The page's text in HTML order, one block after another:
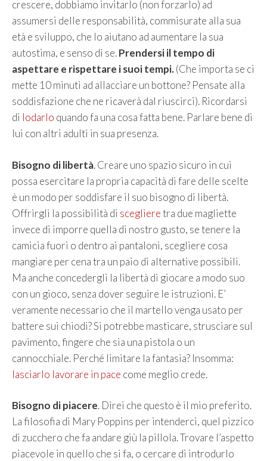
crescere, dobbiamo invitarlo (non forzarlo) ad
assumersi delle responsabilità, commisurate alla sua
età e sviluppo, che lo aiutano ad aumentare la sua
autostima, e senso di se.Prendersi il tempo di
aspettare e rispettare i suoi tempi.(Che importa se ci
mette 10 minuti ad allacciare un bottone? Pensate alla
soddisfazione che ne ricaverà dal riuscirci). Ricordarsi
di lodarlo quando fa una cosa fatta bene. Parlare bene di
lui con altri adulti in sua presenza.
Bisogno di libertà. Creare uno spazio sicuro in cui
possa esercitare la propria capacità di fare delle scelte
è un modo per soddisfare il suo bisogno di libertà.
Offrirgli la possibilità di sceglieretra due magliette
invece di imporre quella di nostro gusto, se tenere la
camicia fuori o dentro ai pantaloni, scegliere cosa
mangiare per cena tra un paio di alternative possibili.
Ma anche concedergli la libertà di giocare a modo suo
con un gioco, senza dover seguire le istruzioni. E’
veramente necessario che il martello venga usato per
battere sui chiodi? Si potrebbe masticare, strusciare sul
pavimento, fingere che sia una pistola o un
cannocchiale. Perché limitare la fantasia? Insomma:
lasciarlo lavorare in pace come meglio crede.
Bisogno di piacere. Direi che questo è il mio preferito.
La filosofia di Mary Poppins per intenderci, quel pizzico
di zucchero che fa andare giù la pillola. Trovare l’aspetto
piacevole in quello che si fa, o cercare di introdurlo